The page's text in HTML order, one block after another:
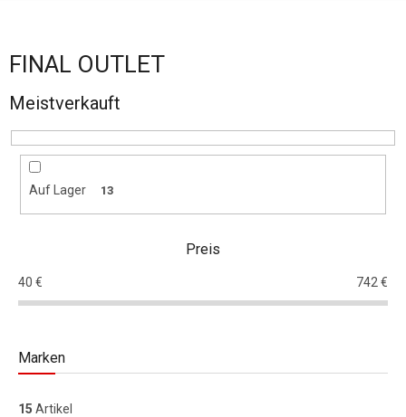
FINAL OUTLET
Meistverkauft
Auf Lager 13
Preis
40 € 742 €
Marken
15 Artikel